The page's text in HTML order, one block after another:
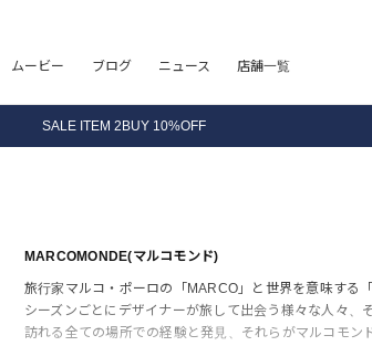
ムービー ブログ ニュース 店舗一覧
全国送料無料｜全品正規取扱
MARCOMONDE(マルコモンド)
旅行家マルコ・ポーロの「MARCO」と世界を意味する
シーズンごとにデザイナーが旅して出会う様々な人々、
訪れる全ての場所での経験と発見、それらがマルコモ